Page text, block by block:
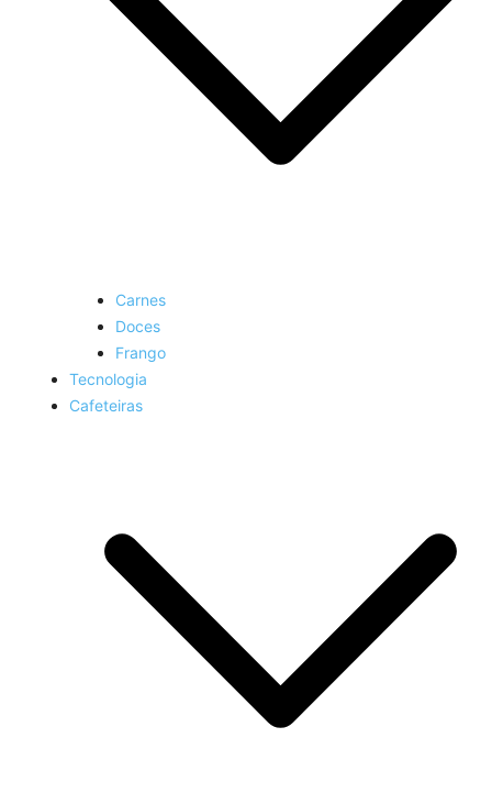
Carnes
Doces
Frango
Tecnologia
Cafeteiras